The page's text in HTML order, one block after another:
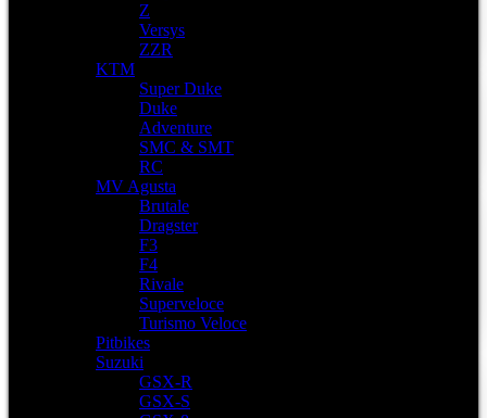
Z
Versys
ZZR
KTM
Super Duke
Duke
Adventure
SMC & SMT
RC
MV Agusta
Brutale
Dragster
F3
F4
Rivale
Superveloce
Turismo Veloce
Pitbikes
Suzuki
GSX-R
GSX-S